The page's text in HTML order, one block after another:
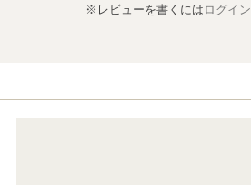
※レビューを書くには ログイン